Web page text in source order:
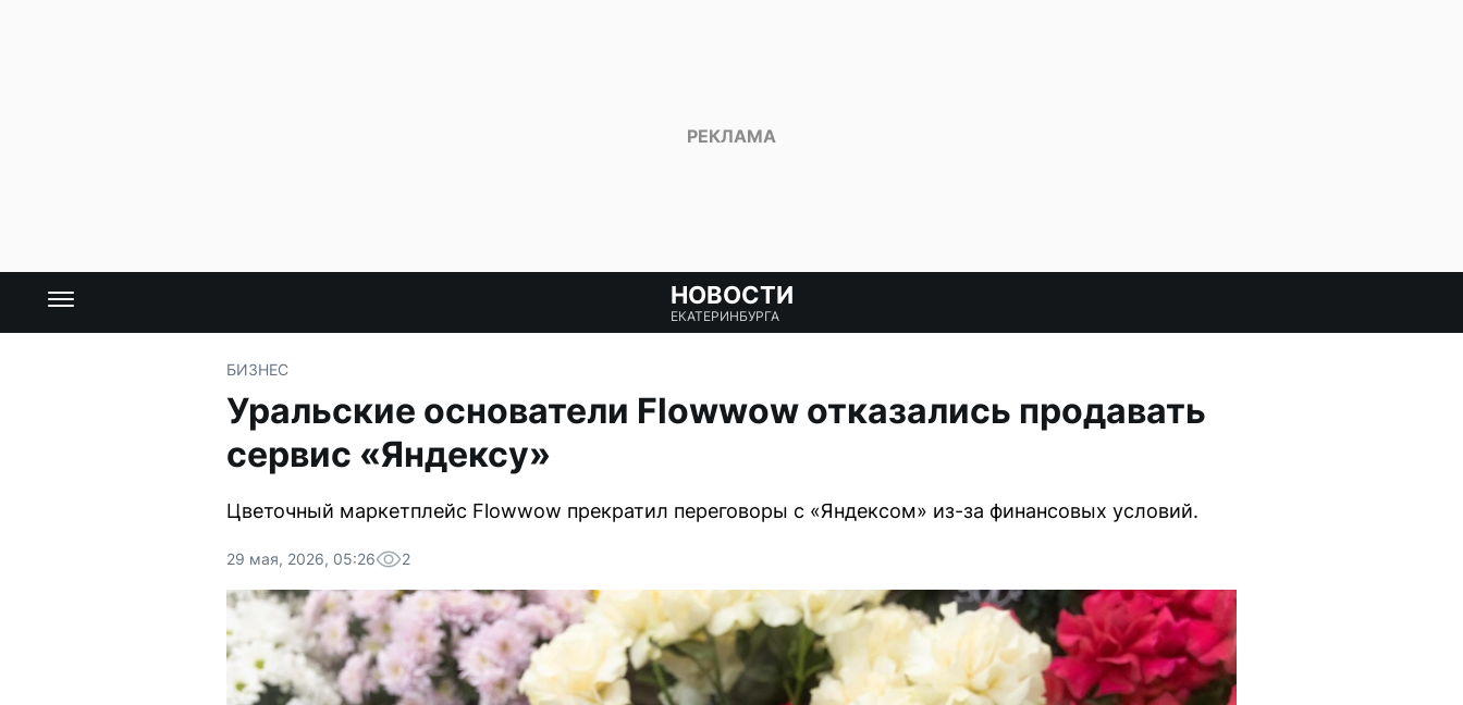
НОВОСТИ
ЕКАТЕРИНБУРГА
БИЗНЕС
Уральские основатели Flowwow отказались продавать
сервис «Яндексу»
Цветочный маркетплейс Flowwow прекратил переговоры с «Яндексом» из-за финансовых условий.
29 мая, 2026, 05:26 2